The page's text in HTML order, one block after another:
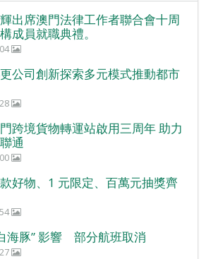
出席澳門法律工作者聯合會十周
成員就職典禮。
公司創新探索多元模式推動都市
跨境貨物轉運站啟用三周年 助力
通
好物、1 元限定、百萬元抽獎齊
海豚” 影響 部分航班取消